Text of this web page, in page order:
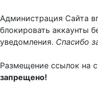
Администрация Сайта
блокировать аккаунты
уведомления. Спасибо
Размещение ссылок на
запрещено!